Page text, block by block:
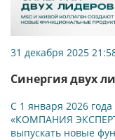
31 декабря 2025
Синергия двух
С 1 января 2026
«КОМПАНИЯ
выпускать новые